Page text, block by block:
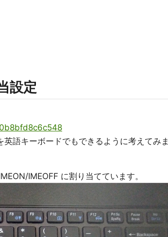
設定
語キーボードでもできるように考えてみま
IMEOFF に割り当てています。